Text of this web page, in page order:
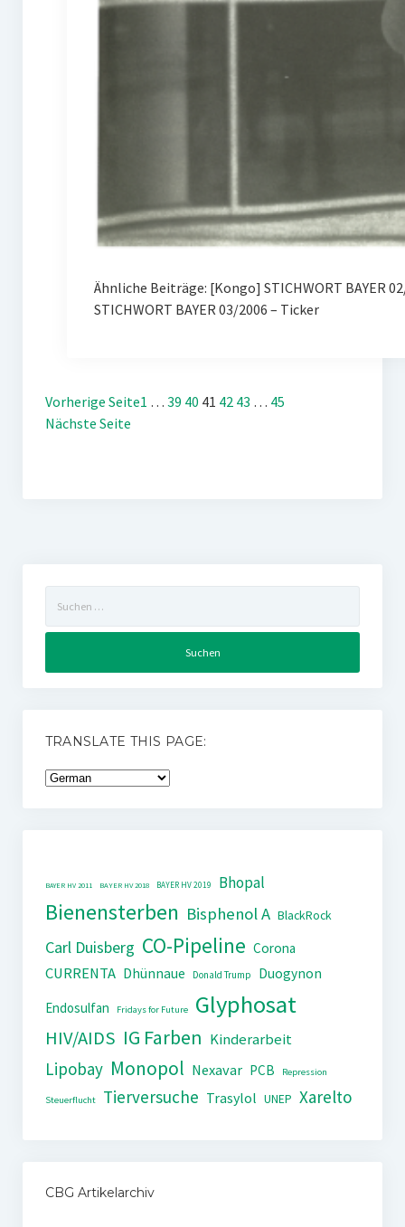
Ähnliche Beiträge: [Kongo] STICHWORT BAYER
STICHWORT BAYER 03/2006 – Ticker
Vorherige Seite1 … 39 40 41 42 43 … 45
Nächste Seite
nach:
TRANSLATE THIS PAGE:
BAYER HV 2011 BAYER HV 2018 BAYER HV 2019 Bhopal
Bienensterben Bisphenol A BlackRock
Carl Duisberg CO-Pipeline Corona
CURRENTA Dhünnaue Donald Trump
Duogynon
Endosulfan
Fridays for Future Glyphosat
HIV/AIDS IG Farben Kinderarbeit
Lipobay Monopol Nexavar PCB Repression
Steuerflucht Tierversuche Trasylol UNEP Xarelto
CBG Artikelarchiv